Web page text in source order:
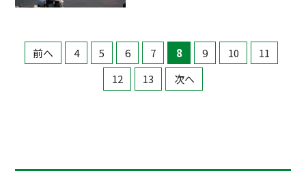
前へ 4 5 6 7 8 9 10
11
12
13 次へ